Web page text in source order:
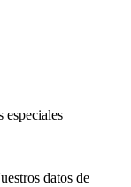
especiales
datos de